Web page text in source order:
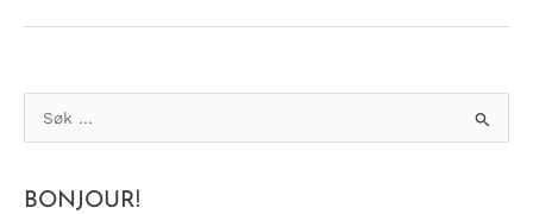
PÅ
3!
ø
e
BONJOUR!